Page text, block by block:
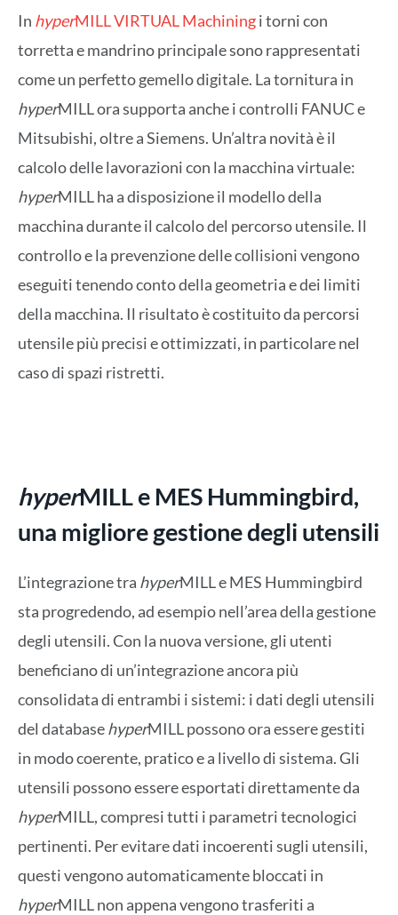
In hyperMILL VIRTUAL Machiningi torni con
torretta e mandrino principale sono rappresentati
come un perfetto gemello digitale. La tornitura in
hyperMILL ora supporta anche i controlli FANUC e
Mitsubishi, oltre a Siemens. Un’altra novità è il
calcolo delle lavorazioni con la macchina virtuale:
hyperMILL ha a disposizione il modello della
macchina durante il calcolo del percorso utensile. Il
controllo e la prevenzione delle collisioni vengono
eseguiti tenendo conto della geometria e dei limiti
della macchina. Il risultato è costituito da percorsi
utensile più precisi e ottimizzati, in particolare nel
caso di spazi ristretti.
hyperMILL e MES Hummingbird,
una migliore gestione degli utensili
L’integrazione tra hyperMILL e MES Hummingbird
sta progredendo, ad esempio nell’area della gestione
degli utensili. Con la nuova versione, gli utenti
beneficiano di un’integrazione ancora più
consolidata di entrambi i sistemi: i dati degli utensili
del databasehyperMILL possono ora essere gestiti
in modo coerente, pratico e a livello di sistema. Gli
utensili possono essere esportati direttamente da
hyperMILL, compresi tutti i parametri tecnologici
pertinenti. Per evitare dati incoerenti sugli utensili,
questi vengono automaticamente bloccati in
hyperMILL non appena vengono trasferiti a